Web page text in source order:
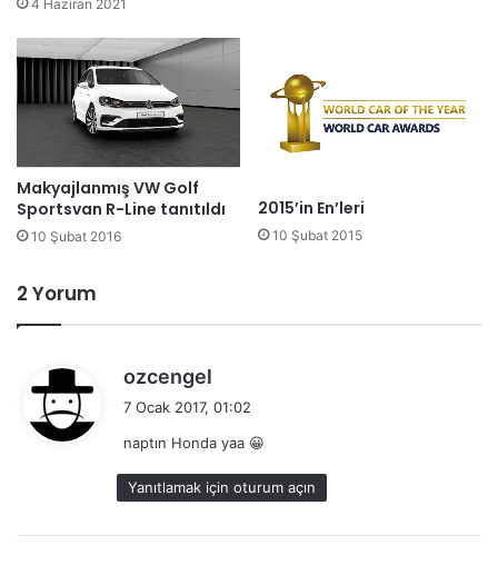
4 Haziran 2021
Makyajlanmış VW Golf
Sportsvan R-Line tanıtıldı
10 Şubat 2016
2015’in En’leri
10 Şubat 2015
2 Yorum
ozcengel
i
k
i
7 Ocak 2017, 01:02
naptın Honda yaa 😀
Yanıtlamak için oturum açın